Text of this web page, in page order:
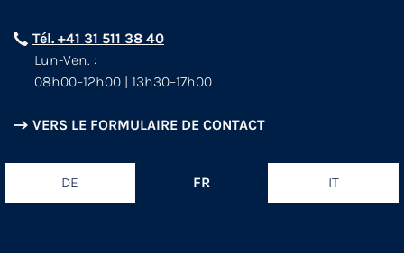
Tél. +41 31 511 38 40
Lun-Ven. :
08h00–12h00 | 13h30–17h00
VERS LE FORMULAIRE DE CONTACT
DE FR IT